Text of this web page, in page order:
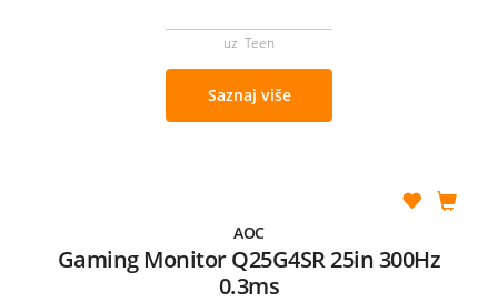
uz Teen
Saznaj više
AOC
Gaming Monitor Q25G4SR 25in 300Hz
0.3ms